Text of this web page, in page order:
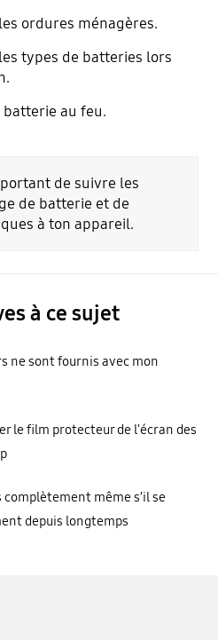
ordures ménagères.
types de batteries lors
batterie au feu.
de suivre les
de batterie et de
à ton appareil.
à ce sujet
ne sont fournis avec mon
le film protecteur de l'écran des
complètement même s’il se
depuis longtemps